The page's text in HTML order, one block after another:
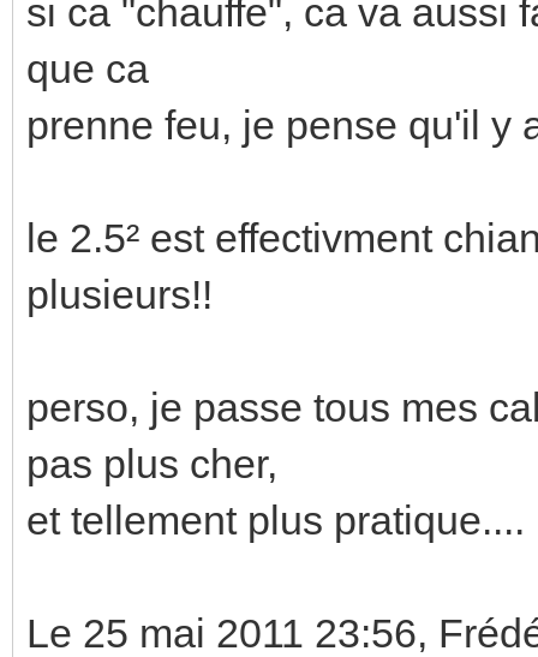
si ca "chauffe", ca va aussi
que ca
prenne feu, je pense qu'il y
le 2.5² est effectivment
plusieurs!!
perso, je passe tous mes
pas plus cher,
et tellement plus pratique....
Le 25 mai 2011 23:56,